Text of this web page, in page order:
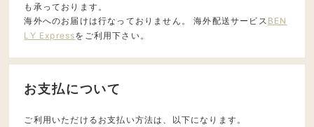
も承っております。
海外へのお届けは行なっておりません。 海外配送サービス BEN
LY Expressをご利用下さい。
お支払について
ご利用いただけるお支払い方法は、以下になります。